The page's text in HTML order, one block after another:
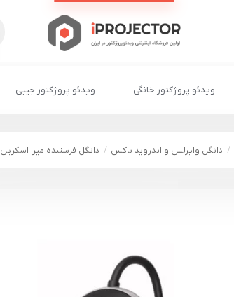
ویدئو پروژکتور خانگی ویدئو پروژکتور جیبی
دانگل وایرلس و اندروید باکس دانگل فرستنده میرا اسکرین MiraScreen Q5